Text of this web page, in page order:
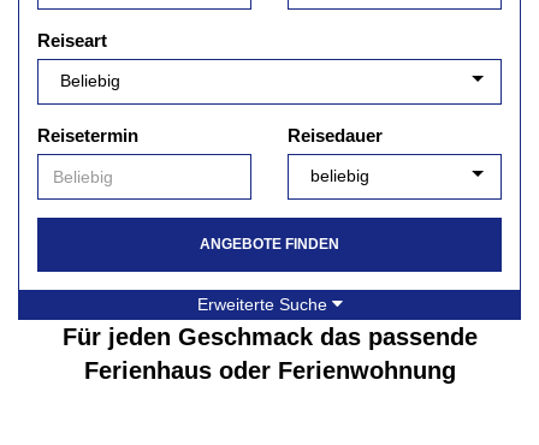
Reiseart
Reisetermin Reisedauer
ANGEBOTE FINDEN
Erweiterte Suche
Für jeden Geschmack das passende
Ferienhaus oder Ferienwohnung